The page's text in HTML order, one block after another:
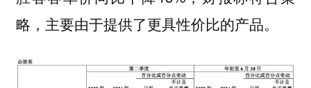
略，主要由于提供了更具性价比的产品。